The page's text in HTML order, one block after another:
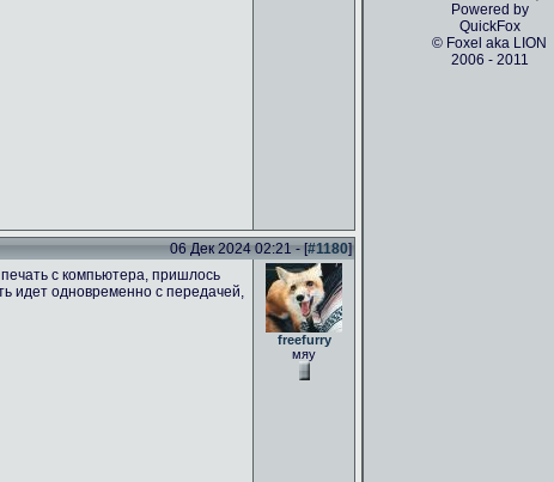
06 Дек 2024 02:21 - [#1180]
с компьютера, пришлось
идет одновременно с передачей,
freefurry
мяу
Powered by
QuickFox
© Foxel aka LION
2006 - 2011